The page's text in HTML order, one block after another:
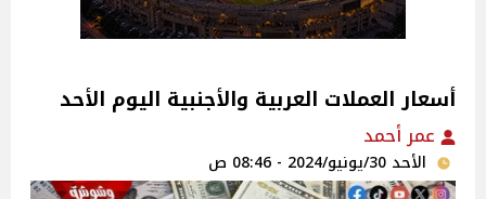
أسعار العملات العربية والأجنبية اليوم الأحد
عمر أحمد
الأحد 30/يونيو/2024 - 08:46 ص